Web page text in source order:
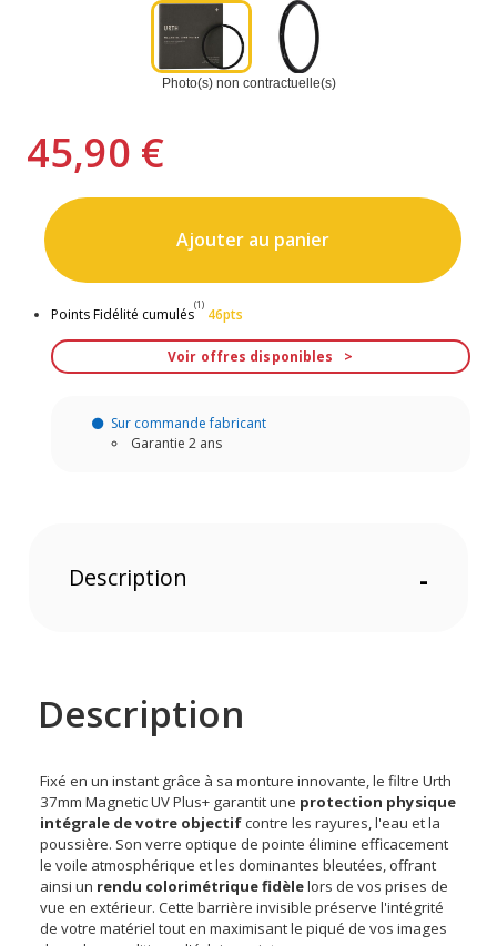
Photo(s) non contractuelle(s)
45,90 €
Ajouter au panier
Points Fidélité cumulés
(1)
46pts
Voir offres disponibles
Sur commande fabricant
Garantie 2 ans
Description -
Description
Fixé en un instant grâce à sa monture innovante, le filtre Urth
37mm Magnetic UV Plus+ garantit une protection physique
intégrale de votre objectifcontre les rayures, l'eau et la
poussière. Son verre optique de pointe élimine efficacement
le voile atmosphérique et les dominantes bleutées, offrant
ainsi un rendu colorimétrique fidèlelors de vos prises de
vue en extérieur. Cette barrière invisible préserve l'intégrité
de votre matériel tout en maximisant le piqué de vos images